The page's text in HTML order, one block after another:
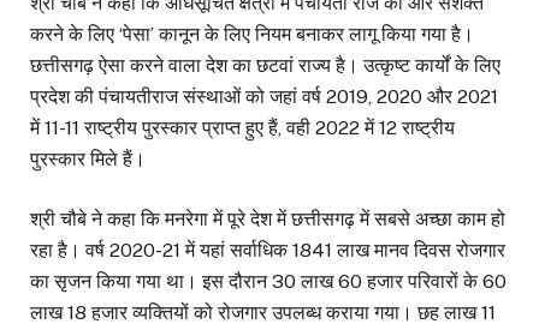
करने के लिए ‘पेसा’ कानून के लिए नियम बनाकर लागू किया गया है।
छत्तीसगढ़ ऐसा करने वाला देश का छटवां राज्य है। उत्कृष्ट कार्यों के लिए
प्रदेश की पंचायतीराज संस्थाओं को जहां वर्ष 2019, 2020 और 2021
में 11-11 राष्ट्रीय पुरस्कार प्राप्त हुए हैं, वही 2022 में 12 राष्ट्रीय
पुरस्कार मिले हैं।
श्री चौबे ने कहा कि मनरेगा में पूरे देश में छत्तीसगढ़ में सबसे अच्छा काम हो
रहा है। वर्ष 2020-21 में यहां सर्वाधिक 1841 लाख मानव दिवस रोजगार
का सृजन किया गया था। इस दौरान 30 लाख 60 हजार परिवारों के 60
लाख 18 हजार व्यक्तियों को रोजगार उपलब्ध कराया गया। छह लाख 11